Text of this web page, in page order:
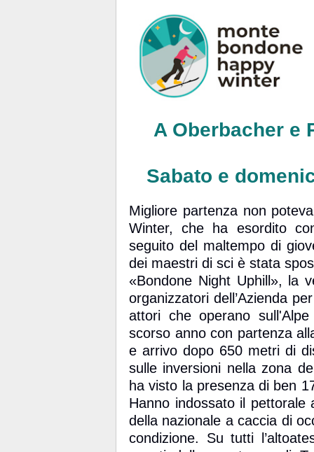
A Oberbacher e
Sabato e
Migliore partenza non
Winter, che ha esordito
seguito del maltempo di
dei maestri di sci è stata
«Bondone Night Uphill», la
organizzatori dell’Azienda
attori che operano
scorso anno con partenza
e arrivo dopo 650 metri di
sulle inversioni nella zona
ha visto la presenza di ben
Hanno indossato il
della nazionale a caccia di
condizione. Su tutti